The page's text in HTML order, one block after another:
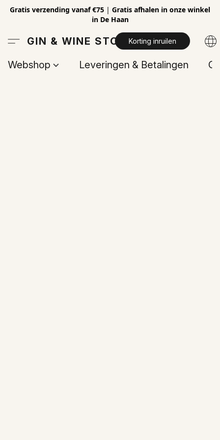
Gratis verzending vanaf €75 | Gratis afhalen in onze winkel
in De Haan
GIN & WINE STOREKorting inruilen
Webshop Leveringen & Betalingen